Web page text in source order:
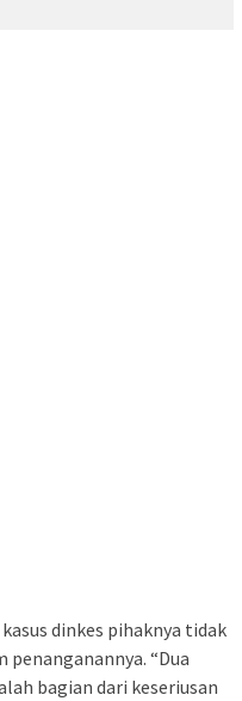
dinkes pihaknya tidak
“Dua
bagian dari keseriusan